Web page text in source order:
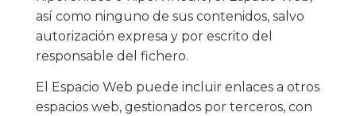
así como ninguno de sus contenidos, salvo
autorización expresa y por escrito del
responsable del fichero.
El Espacio Web puede incluir enlaces a otros
espacios web, gestionados por terceros, con